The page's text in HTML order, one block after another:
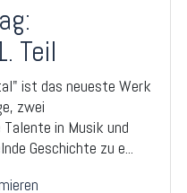
Teil
ist das neueste Werk
zwei
in Musik und
Geschichte zu e...